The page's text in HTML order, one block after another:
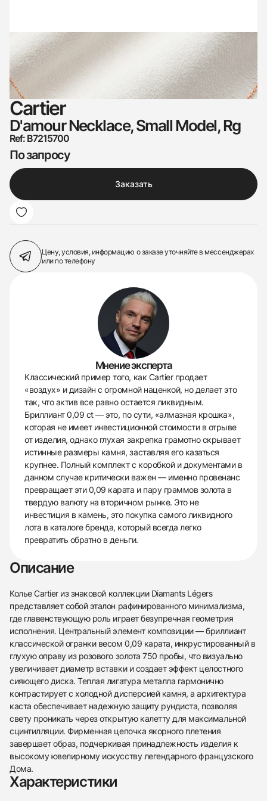
Cartier
D'amour Necklace, Small Model, Rg
Ref: B7215700
По запросу
Заказать
Цену, условия, информацию о заказеуточняйте в мессенджерах
или по телефону
Мнение эксперта
Классический пример того, как Cartier продает
«воздух» и дизайн с огромной наценкой, но делает это
так, что актив все равно остается ликвидным.
Бриллиант 0,09 ct — это, по сути, «алмазная крошка»,
которая не имеет инвестиционной стоимости в отрыве
от изделия, однако глухая закрепка грамотно скрывает
истинные размеры камня, заставляя его казаться
крупнее. Полный комплект с коробкой и документами в
данном случае критически важен — именно провенанс
превращает эти 0,09 карата и пару граммов золота в
твердую валюту на вторичном рынке. Это не
инвестиция в камень, это покупка самого ликвидного
лота в каталоге бренда, который всегда легко
превратить обратно в деньги.
Описание
Колье Cartier из знаковой коллекции Diamants Légers
представляет собой эталон рафинированного минимализма,
где главенствующую роль играет безупречная геометрия
исполнения. Центральный элемент композиции — бриллиант
классической огранки весом 0,09 карата, инкрустированный в
глухую оправу из розового золота 750 пробы, что визуально
увеличивает диаметр вставки и создает эффект целостного
сияющего диска. Теплая лигатура металла гармонично
контрастирует с холодной дисперсией камня, а архитектура
каста обеспечивает надежную защиту рундиста, позволяя
свету проникать через открытую калетту для максимальной
сцинтилляции. Фирменная цепочка якорного плетения
завершает образ, подчеркивая принадлежность изделия к
высокому ювелирному искусству легендарного французского
Дома.
Характеристики